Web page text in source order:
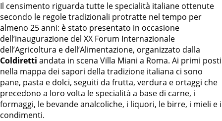
Il censimento riguarda tutte le specialità italiane ottenute
secondo le regole tradizionali protratte nel tempo per
almeno 25 anni: è stato presentato in occasione
dell’inaugurazione del XX Forum Internazionale
dell’Agricoltura e dell’Alimentazione, organizzato dalla
Coldiretti andata in scena Villa Miani a Roma. Ai primi posti
nella mappa dei sapori della tradizione italiana ci sono
pane, pasta e dolci, seguiti da frutta, verdura e ortaggi che
precedono a loro volta le specialità a base di carne, i
formaggi, le bevande analcoliche, i liquori, le birre, i mieli e i
condimenti.